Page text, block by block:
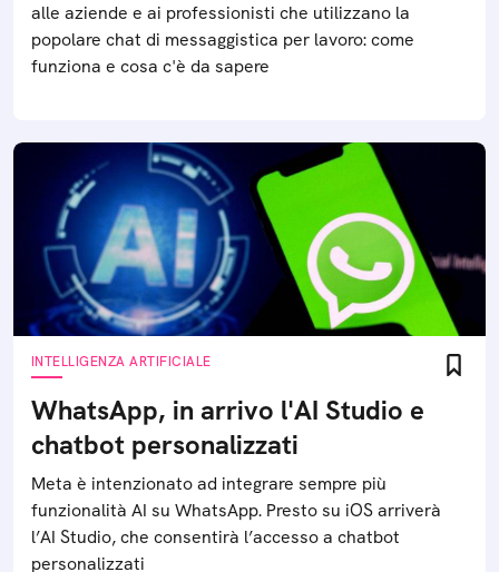
alle aziende e ai professionisti che utilizzano la
popolare chat di messaggistica per lavoro: come
funziona e cosa c'è da sapere
INTELLIGENZA ARTIFICIALE
WhatsApp, in arrivo l'AI Studio e
chatbot personalizzati
Meta è intenzionato ad integrare sempre più
funzionalità AI su WhatsApp. Presto su iOS arriverà
l’AI Studio, che consentirà l’accesso a chatbot
personalizzati